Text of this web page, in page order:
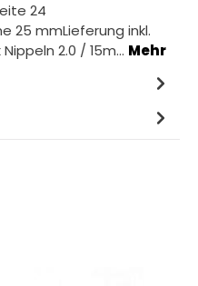
24
25 mmLieferung inkl.
2.0 / 15m… Mehr